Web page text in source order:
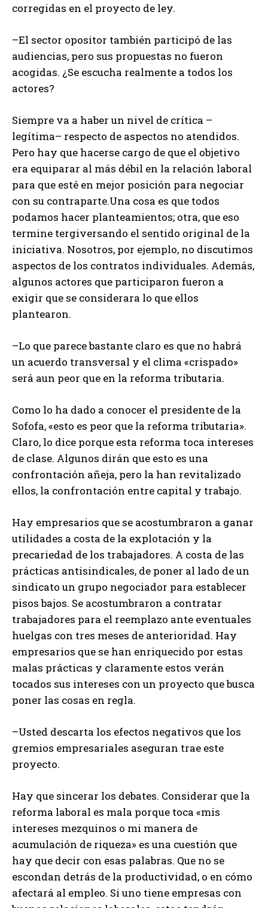
corregidas en el proyecto de ley.
–El sector opositor también participó de las
audiencias, pero sus propuestas no fueron
acogidas. ¿Se escucha realmente a todos los
actores?
Siempre va a haber un nivel de crítica –
legítima– respecto de aspectos no atendidos.
Pero hay que hacerse cargo de que el objetivo
era equiparar al más débil en la relación laboral
para que esté en mejor posición para negociar
con su contraparte.Una cosa es que todos
podamos hacer planteamientos; otra, que eso
termine tergiversando el sentido original de la
iniciativa. Nosotros, por ejemplo, no discutimos
aspectos de los contratos individuales. Además,
algunos actores que participaron fueron a
exigir que se considerara lo que ellos
plantearon.
–Lo que parece bastante claro es que no habrá
un acuerdo transversal y el clima «crispado»
será aun peor que en la reforma tributaria.
Como lo ha dado a conocer el presidente de la
Sofofa, «esto es peor que la reforma tributaria».
Claro, lo dice porque esta reforma toca intereses
de clase. Algunos dirán que esto es una
confrontación añeja, pero la han revitalizado
ellos, la confrontación entre capital y trabajo.
Hay empresarios que se acostumbraron a ganar
utilidades a costa de la explotación y la
precariedad de los trabajadores. A costa de las
prácticas antisindicales, de poner al lado de un
sindicato un grupo negociador para establecer
pisos bajos. Se acostumbraron a contratar
trabajadores para el reemplazo ante eventuales
huelgas con tres meses de anterioridad. Hay
empresarios que se han enriquecido por estas
malas prácticas y claramente estos verán
tocados sus intereses con un proyecto que busca
poner las cosas en regla.
–Usted descarta los efectos negativos que los
gremios empresariales aseguran trae este
proyecto.
Hay que sincerar los debates. Considerar que la
reforma laboral es mala porque toca «mis
intereses mezquinos o mi manera de
acumulación de riqueza» es una cuestión que
hay que decir con esas palabras. Que no se
escondan detrás de la productividad, o en cómo
afectará al empleo. Si uno tiene empresas con